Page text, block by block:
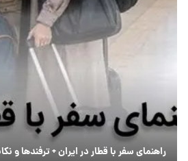
راهنمای سفر با قطار در ایران + ترفندها و